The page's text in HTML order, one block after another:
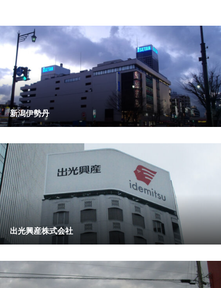
新潟伊勢丹
出光興産株式会社